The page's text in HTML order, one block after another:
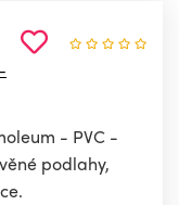
- PVC -
podlahy,